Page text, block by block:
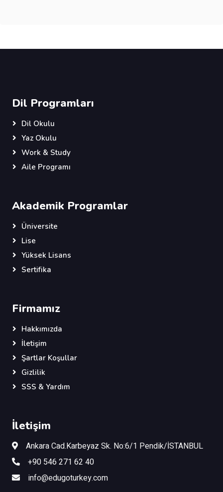
Dil Programları
Dil Okulu
Yaz Okulu
Work & Study
Aile Programı
Akademik Programlar
Üniversite
Lise
Yüksek Lisans
Sertifika
Firmamız
Hakkımızda
İletişim
Şartlar Koşullar
Gizlilik
SSS & Yardım
İletişim
Ankara Cad.Karbeyaz Sk. No:6/1 Pendik/İSTANBUL
+90 546 271 62 40
info@edugoturkey.com